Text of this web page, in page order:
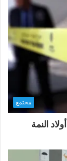
مجتمع
النمة